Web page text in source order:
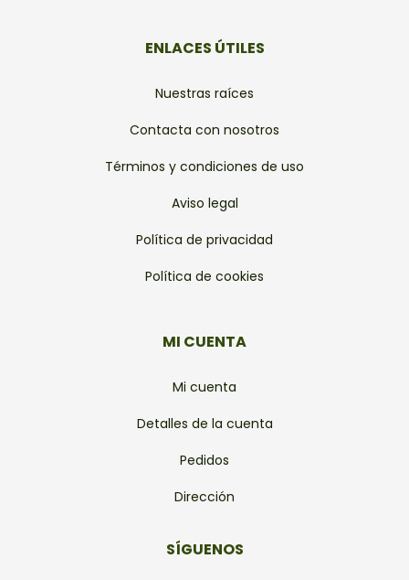
ENLACES ÚTILES
Nuestras raíces
Contacta con nosotros
Términos y condiciones de uso
Aviso legal
Política de privacidad
Política de cookies
MI CUENTA
Mi cuenta
Detalles de la cuenta
Pedidos
Dirección
SÍGUENOS